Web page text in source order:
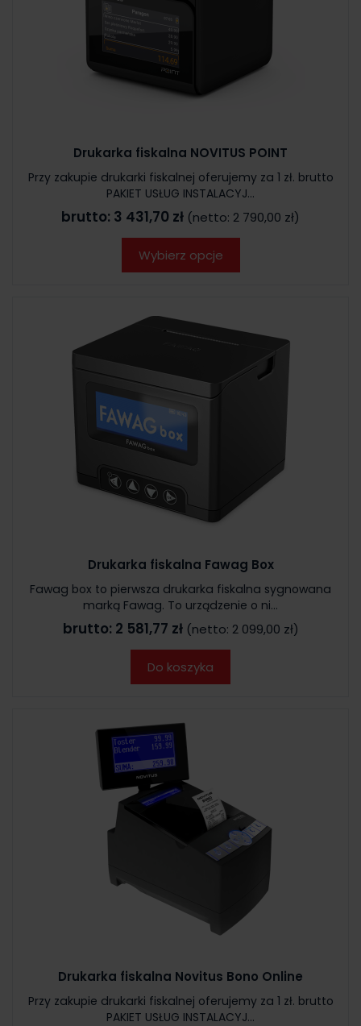
Drukarka fiskalna NOVITUS POINT
Przy zakupie drukarki fiskalnej oferujemy za 1 zł. brutto
PAKIET USŁUG INSTALACYJ...
brutto: 3 431,70 zł (netto: 2 790,00 zł)
Wybierz opcje
Drukarka fiskalna Fawag Box
Fawag box to pierwsza drukarka fiskalna sygnowana
marką Fawag. To urządzenie o ni...
brutto: 2 581,77 zł (netto: 2 099,00 zł)
Do koszyka
Drukarka fiskalna Novitus Bono Online
Przy zakupie drukarki fiskalnej oferujemy za 1 zł. brutto
PAKIET USŁUG INSTALACYJ...